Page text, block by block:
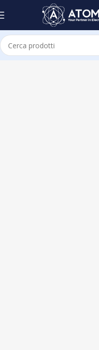
Home Product Marchi TCL